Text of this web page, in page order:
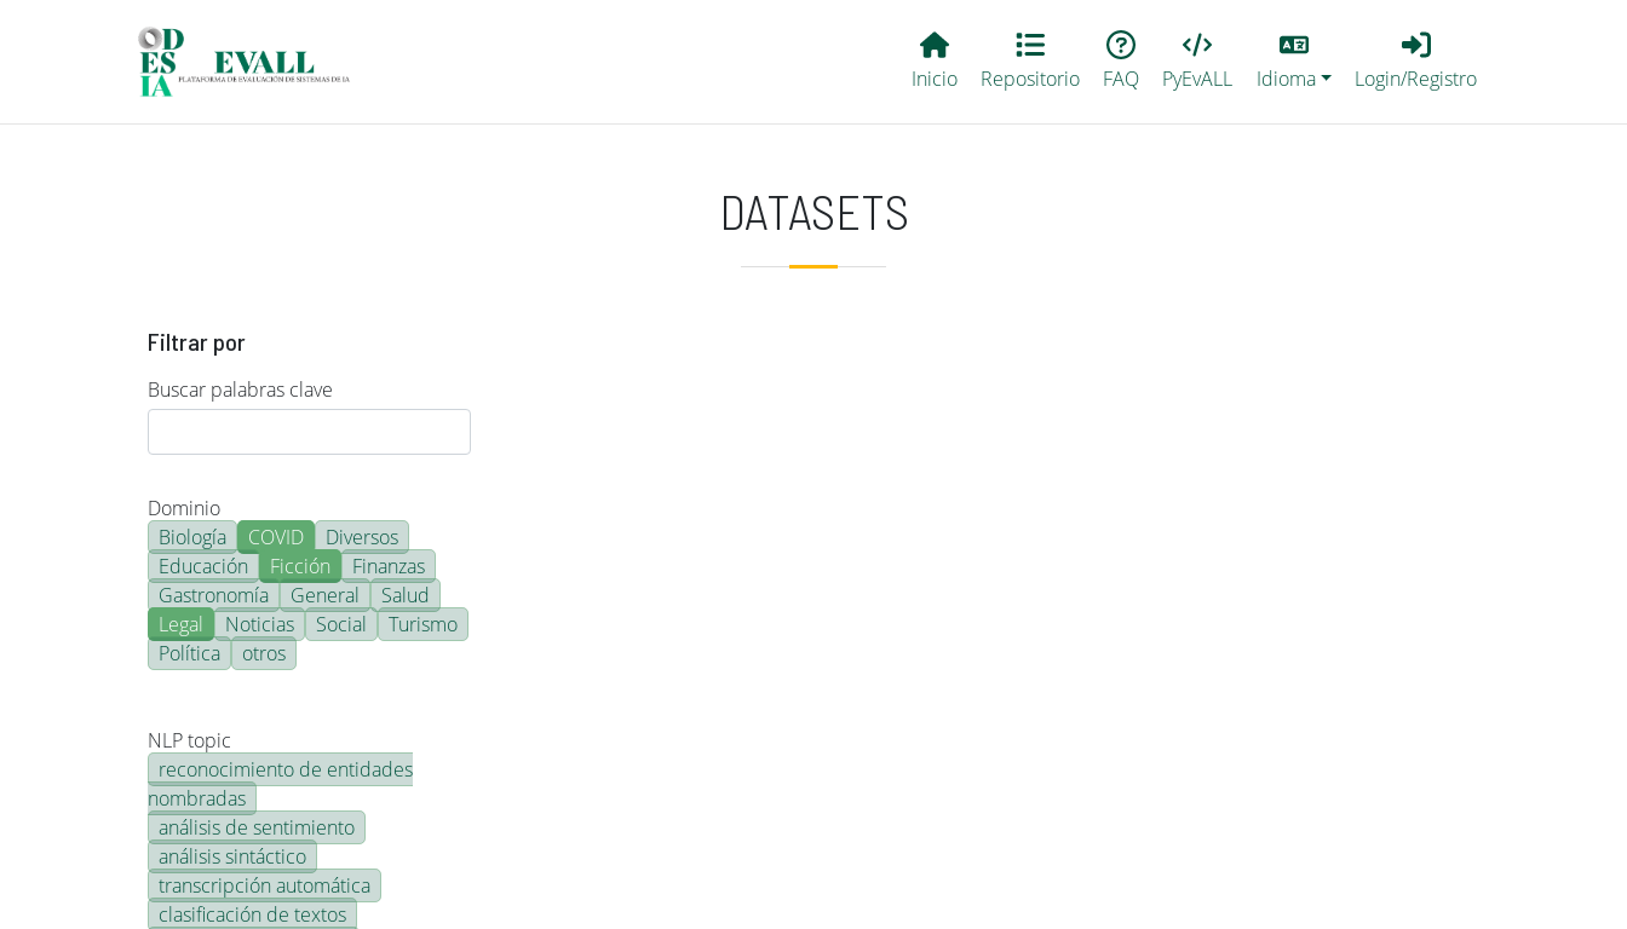
Main EvALL
Inicio Repositorio FAQ PyEvALL
Lang
Idioma
Login_Registro
Login/Registro
DATASETS
Filtrar por
Buscar palabras clave
Dominio
Biología
COVID
Diversos
Educación
Ficción
Finanzas
Gastronomía
General
Salud
Legal
Noticias Social
Turismo
Política
otros
NLP topic
reconocimiento de entidades
nombradas
análisis de sentimiento
análisis sintáctico
transcripción automática
clasificación de textos